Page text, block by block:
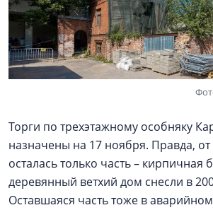
Торги по трехэтажному особняку
назначены на 17 ноября. Правда,
осталась только часть – кирпичная
деревянный ветхий дом снесли в
Оставшаяся часть тоже в